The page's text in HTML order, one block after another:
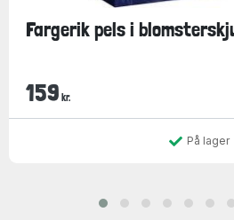
Fargerik pels i
159 kr.
På lager